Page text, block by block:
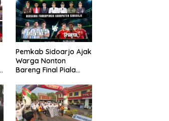
Pemkab Sidoarjo Ajak
Warga Nonton
Bareng Final Piala
Berhadiah Umroh